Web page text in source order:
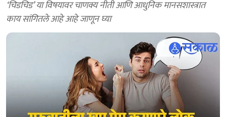
‘चिडचिड’ या विषयावर चाणक्य नीती आणि आधुनिक मानसशास्त्रात
काय सांगितले आहे आहे जाणून घ्या